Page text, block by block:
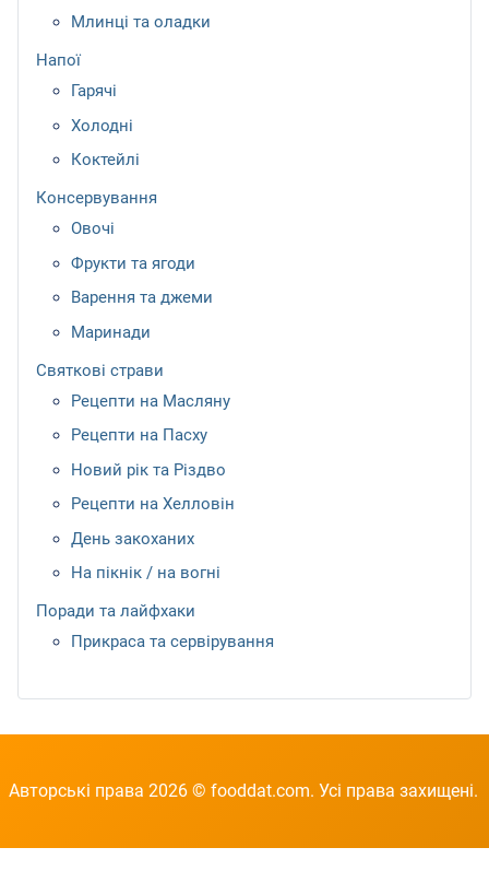
Млинці та оладки
Напої
Гарячі
Холодні
Коктейлі
Консервування
Овочі
Фрукти та ягоди
Варення та джеми
Маринади
Святкові страви
Рецепти на Масляну
Рецепти на Пасху
Новий рік та Різдво
Рецепти на Хелловін
День закоханих
На пікнік / на вогні
Поради та лайфхаки
Прикраса та сервірування
Авторські права 2026 © fooddat.com. Усі права захищені.